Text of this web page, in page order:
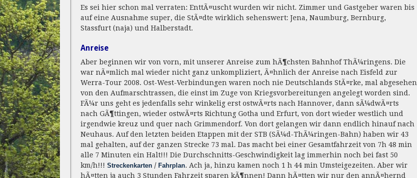
Es sei hier schon mal verraten: EnttÃ¤uscht wurden wir nicht. Zimmer und Gastgeber waren bis
auf eine Ausnahme super, die StÃ¤dte wirklich sehenswert: Jena, Naumburg, Bernburg,
Stassfurt (naja) und Halberstadt.
Anreise
Aber beginnen wir von vorn, mit unserer Anreise zum hÃ¶chsten Bahnhof ThÃ¼ringens. Die
war nÃ¤mlich mal wieder nicht ganz unkompliziert, Ã¤hnlich der Anreise nach Eisfeld zur
Werra-Tour 2008. Ost-West-Verbindungen waren noch nie Deutschlands StÃ¤rke, mal abgesehen
von den Aufmarschtrassen, die einst im Zuge von Kriegsvorbereitungen angelegt worden sind.
FÃ¼r uns geht es jedenfalls sehr winkelig erst ostwÃ¤rts nach Hannover, dann sÃ¼dwÃ¤rts
nach GÃ¶ttingen, wieder ostwÃ¤rts Richtung Gotha und Erfurt, von dort wieder westlich und
irgendwie kreuz und quer nach Grimmendorf. Von dort gelangen wir dann endlich hinauf nach
Neuhaus. Auf den letzten beiden Etappen mit der STB (SÃ¼d-ThÃ¼ringen-Bahn) haben wir 43
mal gehalten, auf der ganzen Strecke 73 mal. Das macht bei einer Gesamtfahrzeit von 7h 48 min
alle 7 Minuten ein Halt!!! Die Durchschnitts-Geschwindigkeit lag immerhin noch bei fast 50
km/h!!! Streckenkarten/ Fahrplan. Ach ja, hinzu kamen noch 1 h 44 min Umsteigezeiten. Aber wir
hÃ¤tten ja auch 3 Stunden Fahrzeit sparen kÃ¶nnen! Dann hÃ¤tten wir nur den annÃ¤hernd